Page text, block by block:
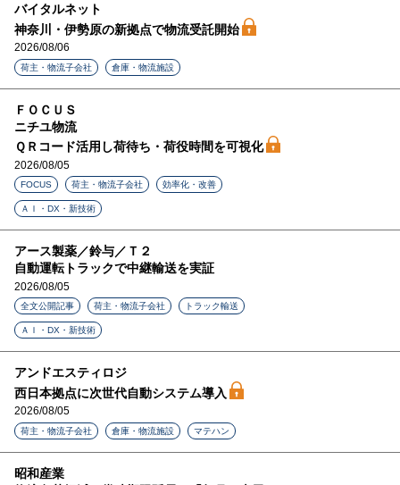
バイタルネット
神奈川・伊勢原の新拠点で物流受託開始
2026/08/06
荷主・物流子会社 倉庫・物流施設
ＦＯＣＵＳ
ニチユ物流
ＱＲコード活用し荷待ち・荷役時間を可視化
2026/08/05
FOCUS 荷主・物流子会社 効率化・改善
ＡＩ・DX・新技術
アース製薬／鈴与／Ｔ２
自動運転トラックで中継輸送を実証
2026/08/05
全文公開記事 荷主・物流子会社 トラック輸送
ＡＩ・DX・新技術
アンドエスティロジ
西日本拠点に次世代自動システム導入
2026/08/05
荷主・物流子会社 倉庫・物流施設 マテハン
昭和産業